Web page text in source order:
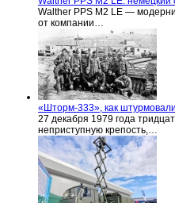
Walther PPS M2 LE —
от компании…
«Шторм-333», как
27 декабря 1979 года
неприступную крепость,…